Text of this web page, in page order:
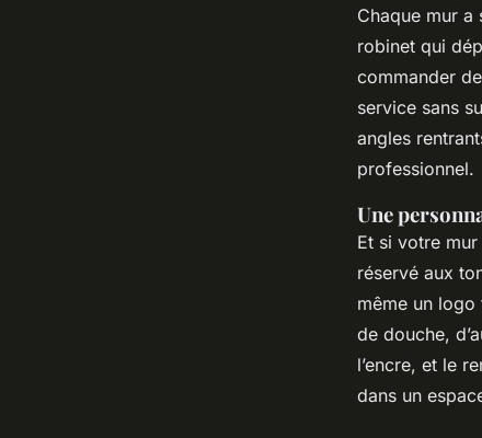
Chaque mur a
robinet qui
commander
service sans
angles
professionnel.
Une
Et si votre mur
réservé aux
même un logo
de douche,
l’encre, et le
dans un